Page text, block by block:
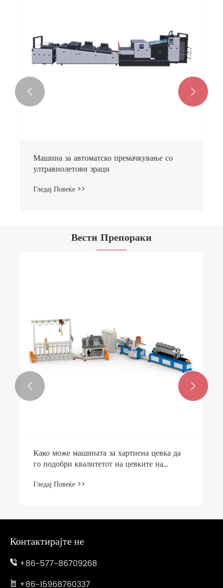
Машина за автоматско премачкување со
ултравиолетови зраци
Гледај Повеќе >>
 
Вести Препораки
Како може машината за хартиена цевка да
го подобри квалитетот на цевките на
Гледај Повеќе >>
 
Контактирајте не
+86-577-86709268
+86-15968760337